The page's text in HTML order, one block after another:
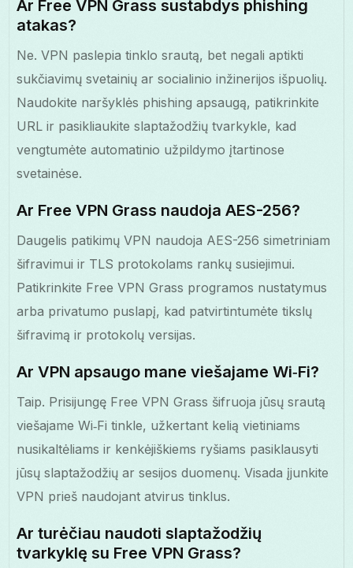
Ar Free VPN Grass sustabdys phishing
atakas?
Ne. VPN paslepia tinklo srautą, bet negali aptikti
sukčiavimų svetainių ar socialinio inžinerijos išpuolių.
Naudokite naršyklės phishing apsaugą, patikrinkite
URL ir pasikliaukite slaptažodžių tvarkykle, kad
vengtumėte automatinio užpildymo įtartinose
svetainėse.
Ar Free VPN Grass naudoja AES-256?
Daugelis patikimų VPN naudoja AES-256 simetriniam
šifravimui ir TLS protokolams rankų susiejimui.
Patikrinkite Free VPN Grass programos nustatymus
arba privatumo puslapį, kad patvirtintumėte tikslų
šifravimą ir protokolų versijas.
Ar VPN apsaugo mane viešajame Wi‑Fi?
Taip. Prisijungę Free VPN Grass šifruoja jūsų srautą
viešajame Wi‑Fi tinkle, užkertant kelią vietiniams
nusikaltėliams ir kenkėjiškiems ryšiams pasiklausyti
jūsų slaptažodžių ar sesijos duomenų. Visada įjunkite
VPN prieš naudojant atvirus tinklus.
Ar turėčiau naudoti slaptažodžių
tvarkyklę su Free VPN Grass?